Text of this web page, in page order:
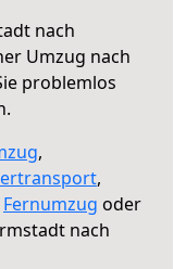
nach
Umzug nach
problemlos
,
,
Fernumzug oder
nach